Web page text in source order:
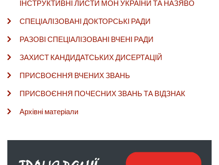
ІНСТРУКТИВНІ ЛИСТИ МОН УКРАЇНИ ТА НАЗЯВО
СПЕЦІАЛІЗОВАНІ ДОКТОРСЬКІ РАДИ
РАЗОВІ СПЕЦІАЛІЗОВАНІ ВЧЕНІ РАДИ
ЗАХИСТ КАНДИДАТСЬКИХ ДИСЕРТАЦІЙ
ПРИСВОЄННЯ ВЧЕНИХ ЗВАНЬ
ПРИСВОЄННЯ ПОЧЕСНИХ ЗВАНЬ ТА ВІДЗНАК
Архівні матеріали